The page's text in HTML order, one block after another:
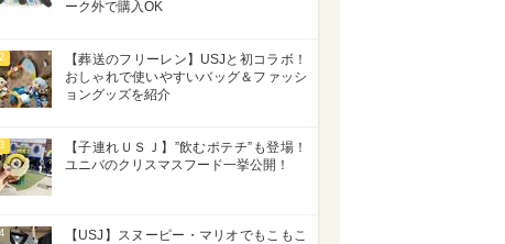
ーク外で購入OK
2
【葬送のフリーレン】USJと初コラボ！
おしゃれで使いやすいバッグ＆ファッシ
ョングッズを紹介
3
【子連れＵＳＪ】”飲むポテチ”も登場！
ユニバのクリスマスフード一挙公開！
4
【USJ】スヌーピー・マリオでもこもこ